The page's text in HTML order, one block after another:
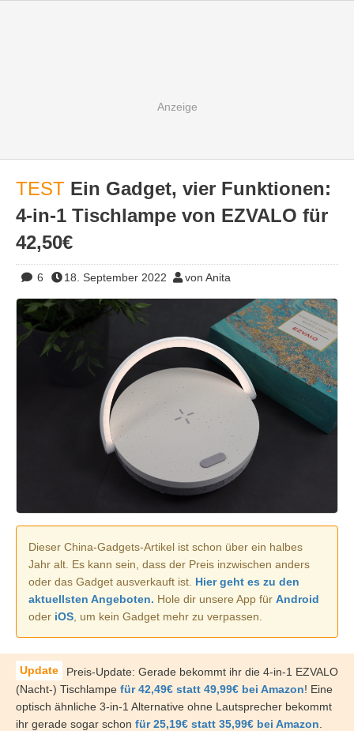
TEST Ein Gadget, vier Funktionen:
4-in-1 Tischlampe von EZVALO für
42,50€
6 18. September 2022 von Anita
Dieser China-Gadgets-Artikel ist schon über ein halbes
Jahr alt. Es kann sein, dass der Preis inzwischen anders
oder das Gadget ausverkauft ist. Hier geht es zu den
aktuellsten Angeboten. Hole dir unsere App für Android
oder iOS , um kein Gadget mehr zu verpassen.
Preis-Update: Gerade bekommt ihr die 4-in-1 EZVALO
(Nacht-) Tischlampe für 42,49€ statt 49,99€ bei Amazon! Eine
optisch ähnliche 3-in-1 Alternative ohne Lautsprecher bekommt
ihr gerade sogar schon für 25,19€ statt 35,99€ bei Amazon